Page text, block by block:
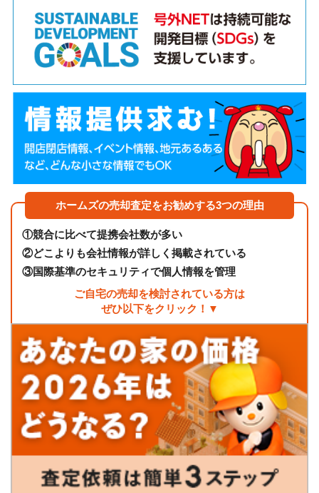
ホームズの売却査定をお勧めする3つの理由
①競合に比べて提携会社数が多い
②どこよりも会社情報が詳しく掲載されている
③国際基準のセキュリティで個人情報を管理
ご自宅の売却を検討されている方は
ぜひ以下をクリック！▼